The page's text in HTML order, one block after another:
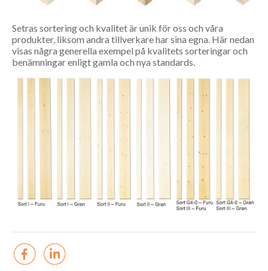
Setras sortering och kvalitet är unik för oss och våra
produkter, liksom andra tillverkare har sina egna. Här nedan
visas några generella exempel på kvalitets sorteringar och
benämningar enligt gamla och nya standards.